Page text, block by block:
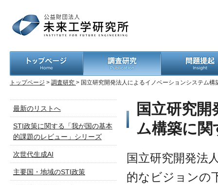
トップページ > 調査研究 > 国立研究開発法人によるイノベーションシステム構
最新のリストへ
STI政策に関する「我が国の基本
的課題のレビュー」シリーズ
次世代生成AI
主要国・地域のSTI政策
国立研究
ム構築に関
国立研究開発法
的なビジョンの